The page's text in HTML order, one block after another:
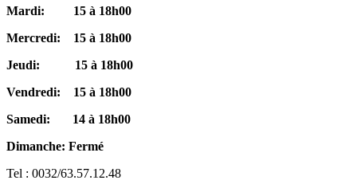
Mardi: 15 à 18h00
Mercredi: 15 à 18h00
Jeudi: 15 à 18h00
Vendredi: 15 à 18h00
Samedi: 14 à 18h00
Dimanche: Fermé
Tel : 0032/63.57.12.48